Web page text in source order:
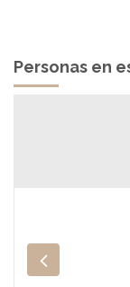
Personas en